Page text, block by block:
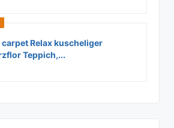
carpet Relax kuscheliger
Teppich,...